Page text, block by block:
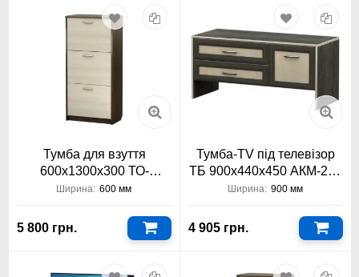
Тумба для взуття
600х1300х300 ТО-
АКМ-112 Тіса Меблі АКМ
Ширина: 600 мм
5 800 грн.
Тумба-TV під телевізор
ТБ 900х440х450 АКМ-235
Тіса Меблі АКМ
Ширина: 900 мм
4 905 грн.